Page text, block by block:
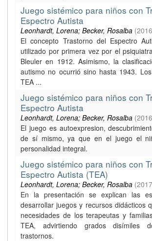
Juego sistémico para niños con
Espectro Autista
Leonhardt, Lorena; Becker, Rosalba (
El concepto Trastorno del Espectro
utilizado por primera vez por el
Bleuler en 1912. Asimismo, la
autismo no ocurrió sino hasta 1943.
TEA ...
Juego sistémico para niños con
Espectro Autista
Leonhardt, Lorena; Becker, Rosalba (2016
El juego es autoexpresion,
de sí mismo, ya que en el juego el
personalidad integral.
Juego sistémico para niños con
Espectro Autista (TEA)
Leonhardt, Lorena; Becker, Rosalba (
En la presentación se explican las
desarrollar juegos y recursos didácticos
necesidades de los terapeutas y
TEA, advirtiendo grados disímiles
trastornos.